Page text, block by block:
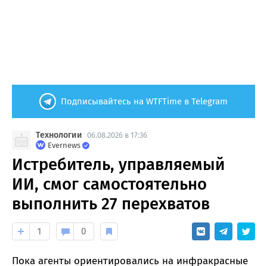
Подписывайтесь на WTFTime в Telegram
Технологии 06.08.2026 в 17:36
Evernews
Истребитель, управляемый
ИИ, смог самостоятельно
выполнить 27 перехватов
1 0
Пока агенты ориентировались на инфракрасные